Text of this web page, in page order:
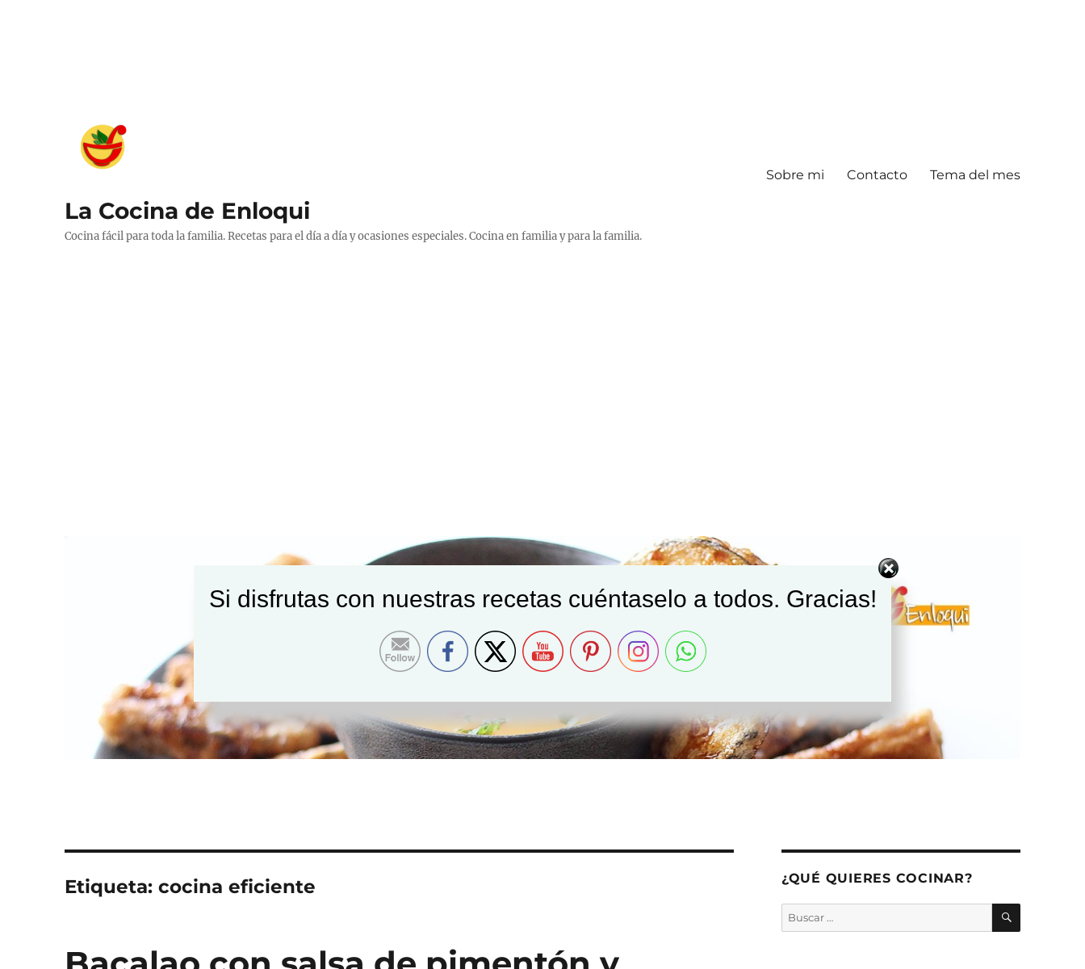
La Cocina de Enloqui
Cocina fácil para toda la familia. Recetas para el día a día y ocasiones especiales. Cocina en familia y para la familia.
Sobre mi Contacto Tema del mes
Etiqueta:cocina eficiente ¿QUÉ QUIERES COCINAR?
Buscar
por:
BUSCAR
Si disfrutas con nuestras recetas cuéntaselo a todos. Gracias!